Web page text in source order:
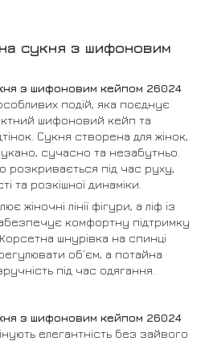
сукня з шифоновим
з шифоновим кейпом 26024
подій, яка поєднує
шифоновий кейп та
Сукня створена для жінок,
сучасно та незабутньо.
розкривається під час руху,
та розкішної динаміки.
жіночні лінії фігури, а ліф із
комфортну підтримку
шнурівка на спинці
об’єм, а потайна
під час одягання.
з шифоновим кейпом 26024
елегантність без зайвого